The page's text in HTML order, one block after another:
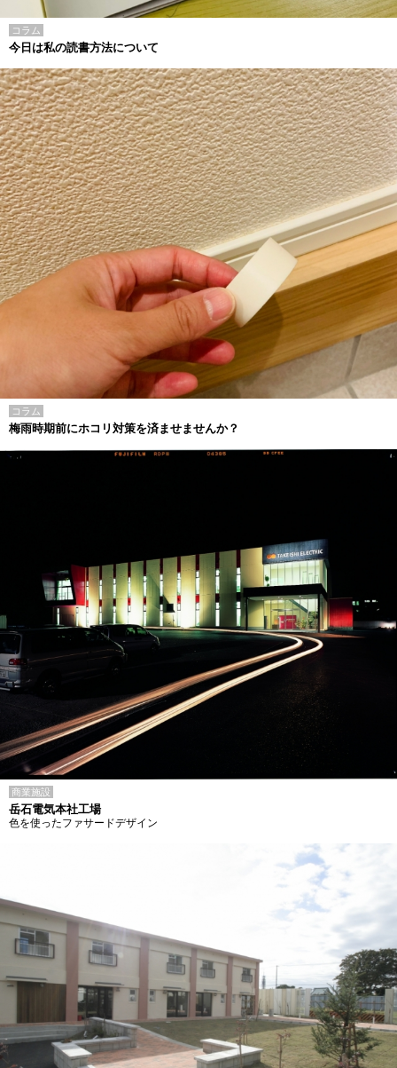
コラム
今日は私の読書方法について
コラム
梅雨時期前にホコリ対策を済ませませんか？
商業施設
岳石電気本社工場
色を使ったファサードデザイン